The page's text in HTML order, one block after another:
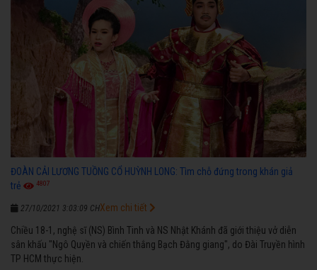
ĐOÀN CẢI LƯƠNG TUỒNG CỔ HUỲNH LONG: Tìm chỗ đứng trong khán giả
trẻ
4807
27/10/2021 3:03:09 CH
Chiều 18-1, nghệ sĩ (NS) Bình Tinh và NS Nhật Khánh đã giới thiệu vở diễn
sân khấu "Ngô Quyền và chiến thắng Bạch Đằng giang", do Đài Truyền hình
TP HCM thực hiện.
Xem chi tiết